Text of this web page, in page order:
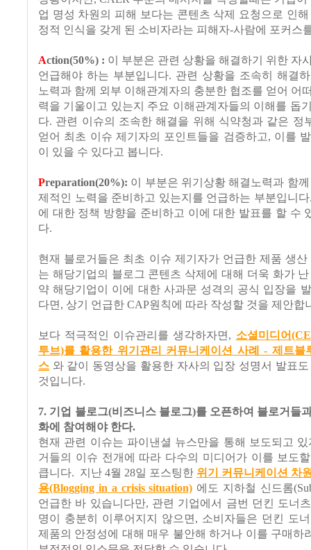
업 명성 차원의 피해 보다는 콘텐츠 삭제 요청으로 인
정적 인식을 갖게 된 소비자라는 피해자-사람에 포커스
Action(50%) : 이 부분은 관련 상황을 해결하기 위한 자
언급해야 하는 부분입니다. 관련 상황을 조속히 해결
노력과 함께 외부 이해관계자의 충분한 협조를 얻어 어
력을 기울이고 있는지 주요 이해관계자들의 이해를 돕
다. 관련 이슈의 조속한 해결을 위해 식약청과 같은 정
얻어 최초 이슈 제기자의 포인트들을 검증하고, 이를
이 있을 수 있다고 봅니다.
Preparation(20%): 이 부분은 위기상황 해결노력과 함
제적인 노력을 준비하고 있는지를 언급하는 부분입니
에 대한 정책 방향을 준비하고 이에 대한 발표를 할 수
다.
현재 블로거들은 최초 이슈 제기자가 언급한 제품 생
는 해당기업의 블로그 콘텐츠 삭제에 대해 더욱 화가
약 해당기업이 이에 대한 사과문 성격의 공식 입장을
다면, 상기 언급한 CAP원칙에 따라 작성할 것을 제안합
보다 적극적인 이슈관리를 생각하자면, 소셜미디어
투브)를 활용한 위기관리 커뮤니케이션 사례 - 제트블
스 와 같이 동영상을 활용한 자사의 입장 성명서 발표
것입니다.
7. 기업 블로그(비즈니스 블로그)를 오픈하여 블로거들
화에 참여해야 한다.
현재 관련 이슈는 파이낸셜 뉴스만을 통해 보도되고
거들의 이슈 전개에 따라 다수의 미디어가 이를 보도
큽니다. 지난 4월 28일 포스팅한 위기 커뮤니케이션 차
용(Blogging in a crisis situation) 에도 지하철 신드롬
언급한 바 있습니다만, 관련 기업에서 금번 던킨 도너
명이 충분히 이루어지지 않으면, 소비자들은 던킨 도
제품의 안정성에 대해 매우 불안해 하거나 이를 구매하